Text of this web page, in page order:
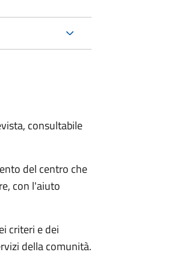
consultabile
del centro che
con l'aiuto
criteri e dei
della comunità.